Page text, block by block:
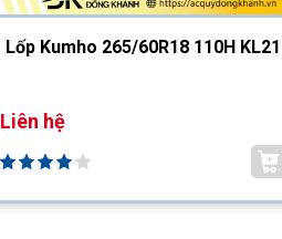
Lốp Kumho 265/60R18 110H KL21
Liên hệ